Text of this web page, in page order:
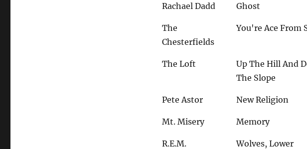
Rachael Dadd Ghost
The
Chesterfields
You're Ace From
The Loft
Up The Hill And
The Slope
Pete Astor New Religion
Mt. Misery Memory
R.E.M. Wolves, Lower